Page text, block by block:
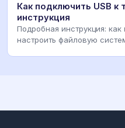
Как подключить USB к
инструкция
Подробная инструкция:
настроить файловую